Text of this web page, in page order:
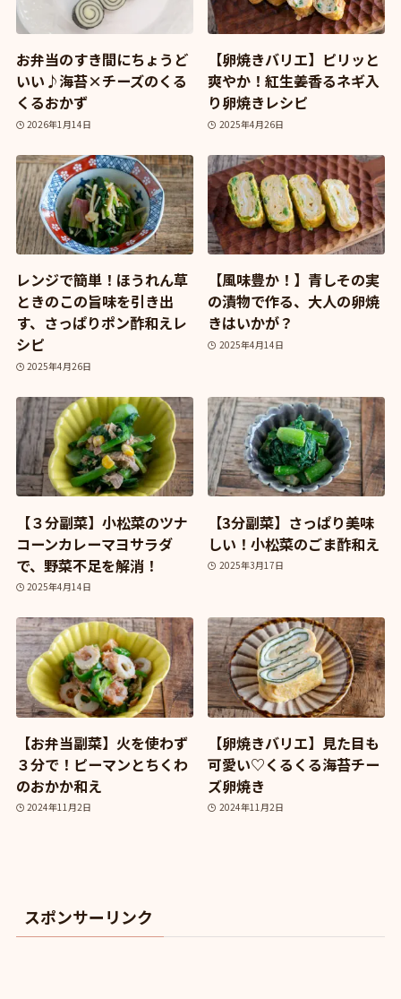
お弁当のすき間にちょうど
いい♪海苔×チーズのくる
くるおかず
2026年1月14日
【卵焼きバリエ】ピリッと
爽やか！紅生姜香るネギ入
り卵焼きレシピ
2025年4月26日
レンジで簡単！ほうれん草
ときのこの旨味を引き出
す、さっぱりポン酢和えレ
シピ
2025年4月26日
【風味豊か！】青しその実
の漬物で作る、大人の卵焼
きはいかが？
2025年4月14日
【３分副菜】小松菜のツナ
コーンカレーマヨサラダ
で、野菜不足を解消！
2025年4月14日
【3分副菜】さっぱり美味
しい！小松菜のごま酢和え
2025年3月17日
【お弁当副菜】火を使わず
３分で！ピーマンとちくわ
のおかか和え
2024年11月2日
【卵焼きバリエ】見た目も
可愛い♡くるくる海苔チー
ズ卵焼き
2024年11月2日
スポンサーリンク